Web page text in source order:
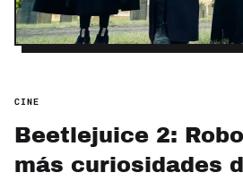
CINE
Beetlejuice 2:
más curiosidades